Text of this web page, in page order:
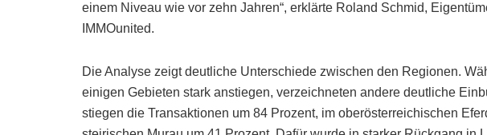
einem Niveau wie vor zehn Jahren“, erklärte Roland Schmid,
IMMOunited.
Die Analyse zeigt deutliche Unterschiede zwischen den Regionen.
einigen Gebieten stark anstiegen, verzeichneten andere deutliche
stiegen die Transaktionen um 84 Prozent, im oberösterreichischen